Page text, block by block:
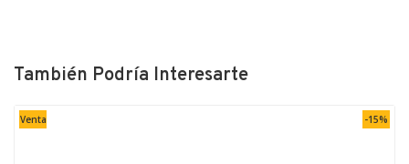
También Podría Interesarte
Venta -15%